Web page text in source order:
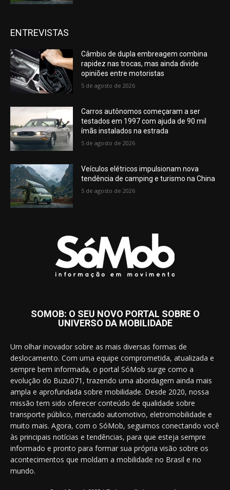
ENTREVISTAS
Câmbio de dupla embreagem combina
rapidez nas trocas, mas ainda divide
opiniões entre motoristas
5 de agosto de 2026
Carros autônomos começaram a ser
testados em 1997 com ajuda de 90 mil
ímãs instalados na estrada
5 de agosto de 2026
Veículos elétricos impulsionam nova
tendência de camping e turismo na China
5 de agosto de 2026
SOMOB: O SEU NOVO PORTAL SOBRE O
UNIVERSO DA MOBILIDADE
Um olhar inovador sobre as mais diversas formas de
deslocamento. Com uma equipe comprometida, atualizada e
sempre bem informada, o portal SóMob surge como a
evolução do Buzu071, trazendo uma abordagem ainda mais
ampla e aprofundada sobre mobilidade. Desde 2020, nossa
missão tem sido oferecer conteúdo de qualidade sobre
transporte público, mercado automotivo, eletromobilidade e
muito mais. Agora, com o SóMob, seguimos conectando você
às principais notícias e tendências, para que esteja sempre
informado e pronto para formar sua própria visão sobre os
acontecimentos que moldam a mobilidade no Brasil e no
mundo.